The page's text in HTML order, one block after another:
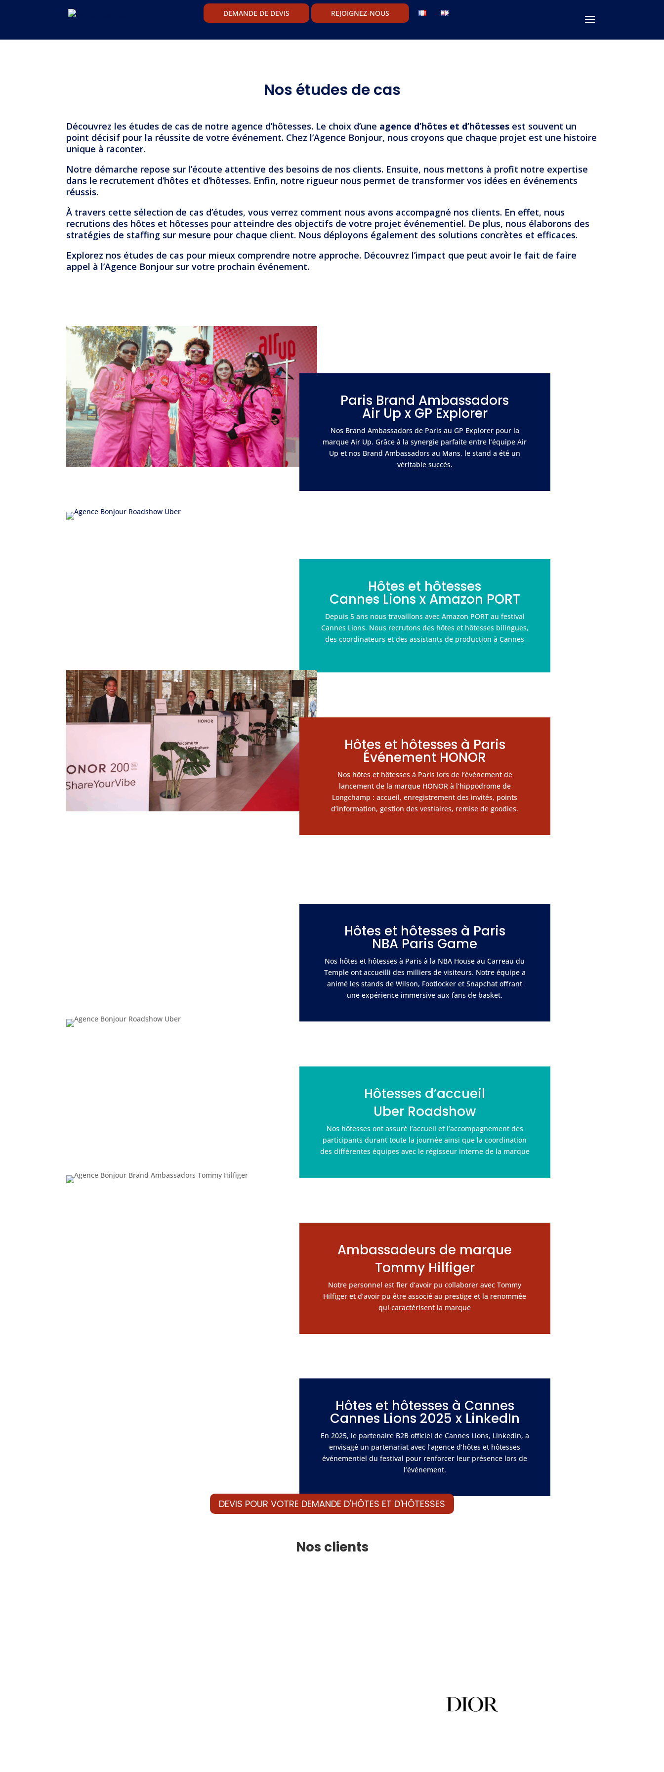
DEMANDE DE DEVIS REJOIGNEZ-NOUS
Nos études de cas
Découvrez les études de cas de notre agence d’hôtesses. Le choix d’une agence d’hôtes et d’hôtesses est souvent un
point décisif pour la réussite de votre événement. Chez l’Agence Bonjour, nous croyons que chaque projet est une histoire
unique à raconter.
Notre démarche repose sur l’écoute attentive des besoins de nos clients. Ensuite, nous mettons à profit notre expertise
dans le recrutement d’hôtes et d’hôtesses. Enfin, notre rigueur nous permet de transformer vos idées en événements
réussis.
À travers cette sélection de cas d’études, vous verrez comment nous avons accompagné nos clients. En effet, nous
recrutions des hôtes et hôtesses pour atteindre des objectifs de votre projet événementiel. De plus, nous élaborons des
stratégies de staffing sur mesure pour chaque client. Nous déployons également des solutions concrètes et efficaces.
Explorez nos études de cas pour mieux comprendre notre approche. Découvrez l’impact que peut avoir le fait de faire
appel à l’Agence Bonjour sur votre prochain événement.
Paris Brand Ambassadors
Air Up x GP Explorer
Nos Brand Ambassadors de Paris au GP Explorer pour la
marque Air Up.Grâce à la synergie parfaite entre l’équipe Air
Up et nos Brand Ambassadors au Mans, le stand a été un
véritable succès.
Hôtes et hôtesses
Cannes Lions x Amazon PORT
Depuis 5 ans nous travaillons avec Amazon PORT au festival
Cannes Lions. Nous recrutons des hôtes et hôtesses bilingues,
des coordinateurs et des assistants de production à Cannes
Hôtes et hôtesses à Paris
Événement HONOR
Nos hôtes et hôtesses à Paris lors de l’événement de
lancement de la marque HONOR à l’hippodrome de
Longchamp : accueil, enregistrement des invités, points
d’information, gestion des vestiaires, remise de goodies.
Hôtes et hôtesses à Paris
NBA Paris Game
Nos hôtes et hôtesses à Paris à la NBA House au Carreau du
Temple ont accueilli des milliers de visiteurs. Notre équipe a
animé les stands de Wilson, Footlocker et Snapchat offrant
une expérience immersive aux fans de basket.
Hôtesses d’accueil
Uber Roadshow
Nos hôtesses ont assuré l’accueil et l’accompagnement des
participants durant toute la journée ainsi que la coordination
des différentes équipes avec le régisseur interne de la marque
Ambassadeurs de marque
Tommy Hilfiger
Notre personnel est fier d’avoir pu collaborer avec Tommy
Hilfiger et d’avoir pu être associé au prestige et la renommée
qui caractérisent la marque
Hôtes et hôtesses à Cannes
Cannes Lions 2025 x LinkedIn
En 2025, le partenaire B2B officiel de Cannes Lions, LinkedIn, a
envisagé un partenariat avec l’agence d’hôtes et hôtesses
événementiel du festival pour renforcer leur présence lors de
l’événement.
DEVIS POUR VOTRE DEMANDE D'HÔTES ET D'HÔTESSES
Nos clients